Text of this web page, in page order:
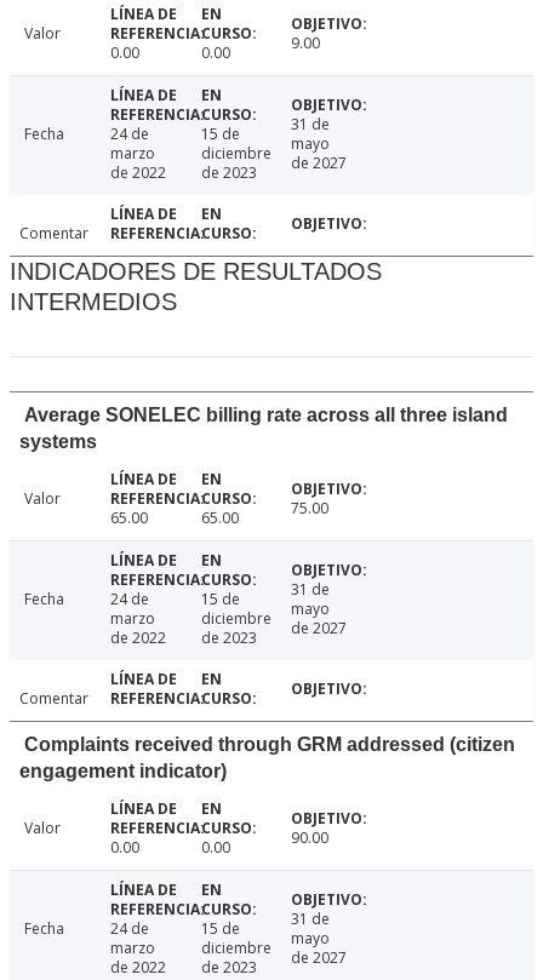
Valor
0.00
0.00 9.00
Fecha
24 de
marzo
de 2022
15 de
diciembre
de 2023
31 de
mayo
de 2027
Comentar
INDICADORES DE RESULTADOS
INTERMEDIOS
Average SONELEC billing rate across all three island
systems
Valor
65.00
65.00 75.00
Fecha
24 de
marzo
de 2022
15 de
diciembre
de 2023
31 de
mayo
de 2027
Comentar
Complaints received through GRM addressed (citizen
engagement indicator)
Valor
0.00
0.00 90.00
Fecha
24 de
marzo
de 2022
15 de
diciembre
de 2023
31 de
mayo
de 2027